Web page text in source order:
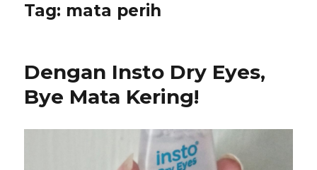
Tag: mata perih
Dengan Insto Dry Eyes,
Bye Mata Kering!